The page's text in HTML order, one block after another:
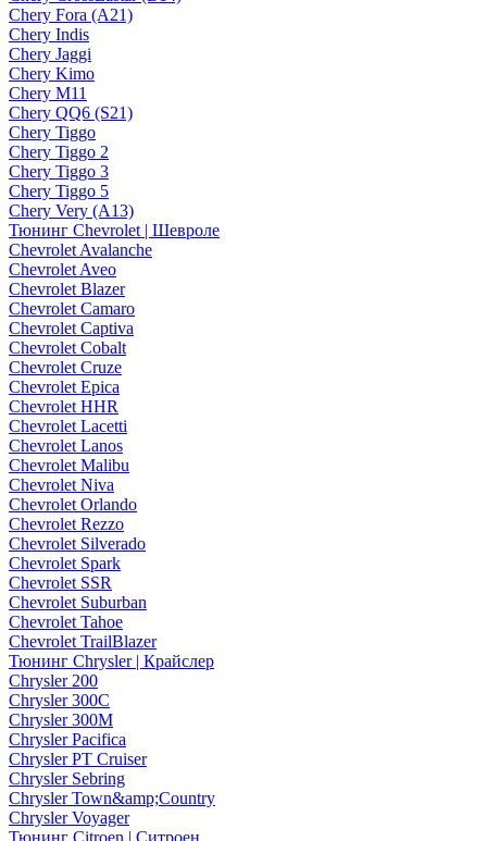
Chery Fora (A21)
Chery Indis
Chery Jaggi
Chery Kimo
Chery M11
Chery QQ6 (S21)
Chery Tiggo
Chery Tiggo 2
Chery Tiggo 3
Chery Tiggo 5
Chery Very (A13)
Тюнинг Chevrolet | Шевроле
Chevrolet Avalanche
Chevrolet Aveo
Chevrolet Blazer
Chevrolet Camaro
Chevrolet Captiva
Chevrolet Cobalt
Chevrolet Cruze
Chevrolet Epica
Chevrolet HHR
Chevrolet Lacetti
Chevrolet Lanos
Chevrolet Malibu
Chevrolet Niva
Chevrolet Orlando
Chevrolet Rezzo
Chevrolet Silverado
Chevrolet Spark
Chevrolet SSR
Chevrolet Suburban
Chevrolet Tahoe
Chevrolet TrailBlazer
Тюнинг Chrysler | Крайслер
Chrysler 200
Chrysler 300C
Chrysler 300M
Chrysler Pacifica
Chrysler PT Cruiser
Chrysler Sebring
Chrysler Town&amp;Country
Chrysler Voyager
Тюнинг Citroen | Ситроен